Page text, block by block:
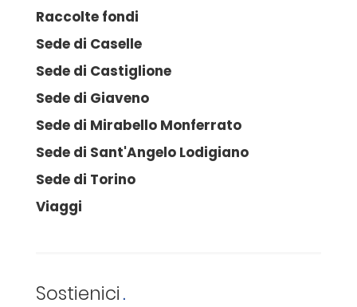
Raccolte fondi
Sede di Caselle
Sede di Castiglione
Sede di Giaveno
Sede di Mirabello Monferrato
Sede di Sant'Angelo Lodigiano
Sede di Torino
Viaggi
Sostienici